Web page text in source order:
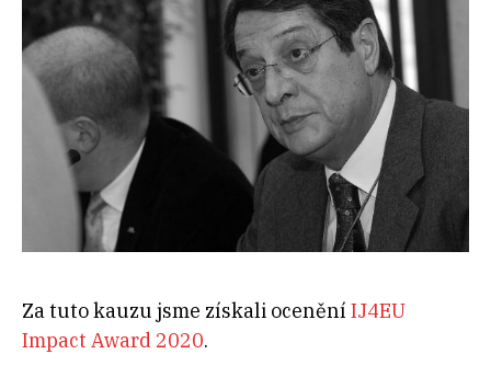
Za tuto kauzu jsme získali ocenění IJ4EU
Impact Award 2020.